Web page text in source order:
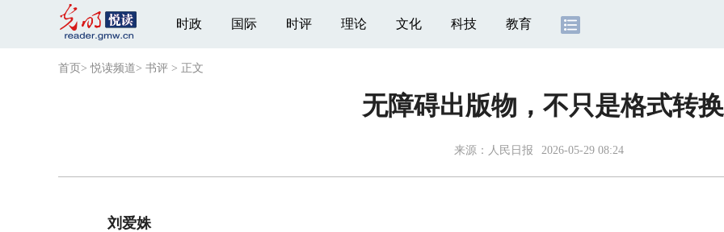
时政 国际 时评 理论 文化 科技 教育
首页 >悦读频道> 书评 > 正文
无障碍出版物，不只是格式转换
来源： 人民日报 2026-05-29 08:24
刘爱姝